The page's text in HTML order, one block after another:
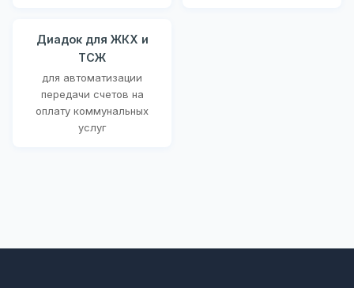
Диадок для ЖКХ и
ТСЖ
для автоматизации
передачи счетов на
оплату коммунальных
услуг